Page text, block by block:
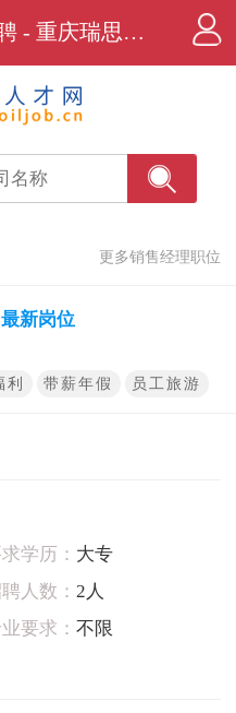
风电后市场销售招聘 - 重庆瑞思运维科技有限公司 - 石油人才网
更多销售经理职位
新岗位
利 带薪年假 员工旅游
学历： 大专
人数： 2人
要求： 不限